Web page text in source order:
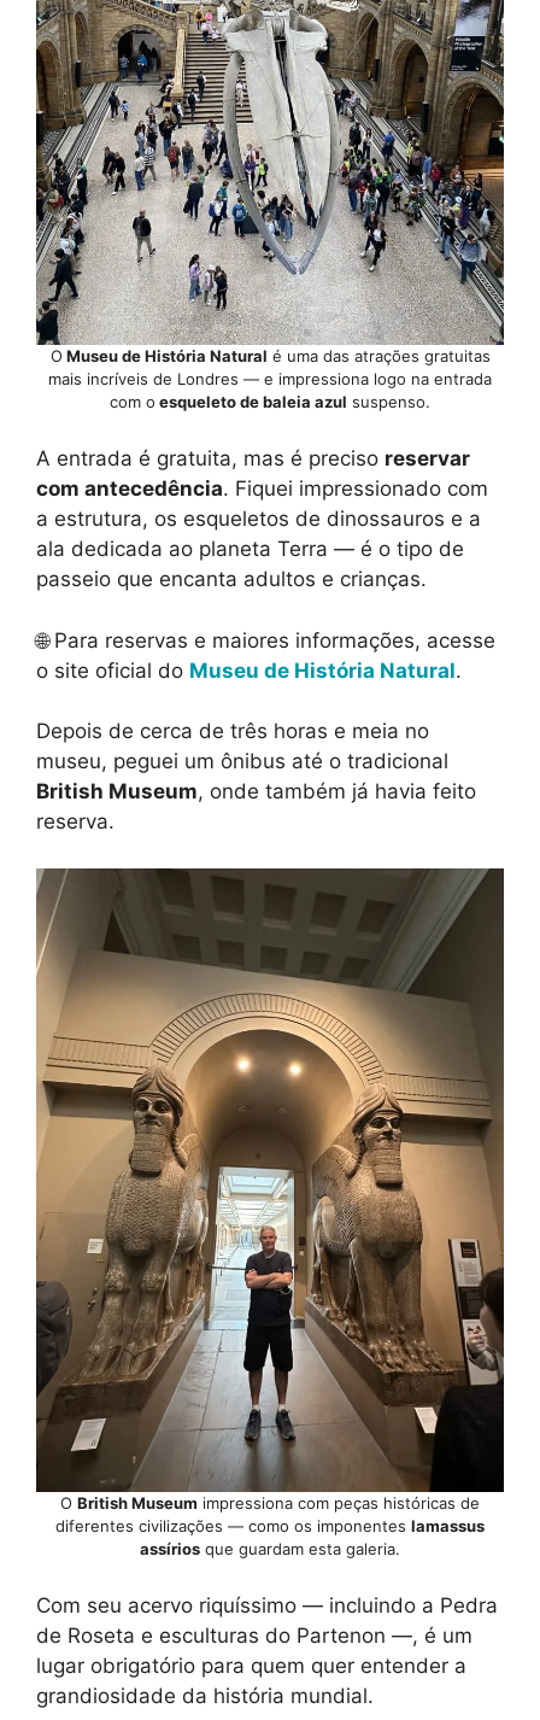
O Museu de História Natural é uma das atrações gratuitas
mais incríveis de Londres — e impressiona logo na entrada
com o esqueleto de baleia azul suspenso.
A entrada é gratuita, mas é preciso reservar
com antecedência. Fiquei impressionado com
a estrutura, os esqueletos de dinossauros e a
ala dedicada ao planeta Terra — é o tipo de
passeio que encanta adultos e crianças.
🌐 Para reservas e maiores informações, acesse
o site oficial do Museu de História Natural.
Depois de cerca de três horas e meia no
museu, peguei um ônibus até o tradicional
British Museum, onde também já havia feito
reserva.
O British Museum impressiona com peças históricas de
diferentes civilizações — como os imponentes lamassus
assírios que guardam esta galeria.
Com seu acervo riquíssimo — incluindo a Pedra
de Roseta e esculturas do Partenon —, é um
lugar obrigatório para quem quer entender a
grandiosidade da história mundial.